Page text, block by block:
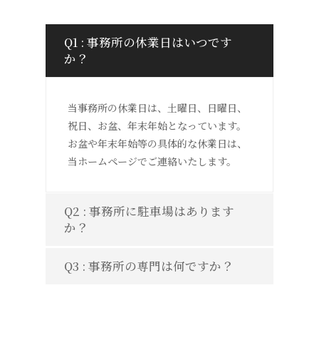
Q1 : 事務所の休業日はいつです
か？
当事務所の休業日は、土曜日、日曜日、
祝日、お盆、年末年始となっています。
お盆や年末年始等の具体的な休業日は、
当ホームページでご連絡いたします。
Q2 : 事務所に駐車場はあります
か？
Q3 : 事務所の専門は何ですか？